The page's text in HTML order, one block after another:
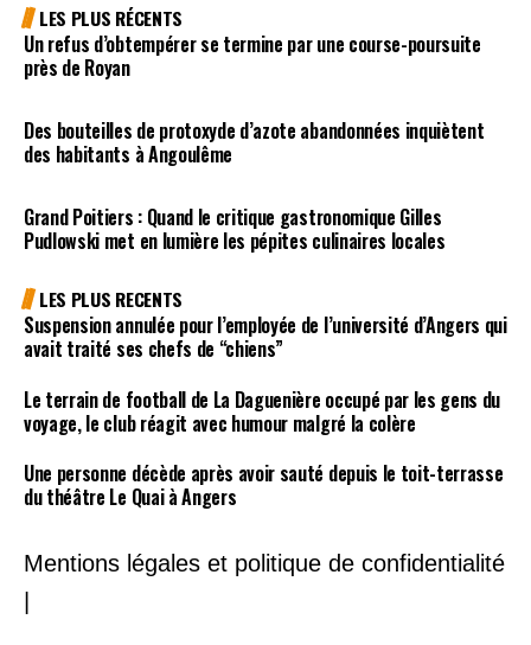
LES PLUS RÉCENTS
Un refus d’obtempérer se termine par une course-poursuite
près de Royan
Des bouteilles de protoxyde d’azote abandonnées inquiètent
des habitants à Angoulême
Grand Poitiers : Quand le critique gastronomique Gilles
Pudlowski met en lumière les pépites culinaires locales
LES PLUS RECENTS
Suspension annulée pour l’employée de l’université d’Angers qui
avait traité ses chefs de “chiens”
Le terrain de football de La Daguenière occupé par les gens du
voyage, le club réagit avec humour malgré la colère
Une personne décède après avoir sauté depuis le toit-terrasse
du théâtre Le Quai à Angers
Mentions légales et politique de confidentialité